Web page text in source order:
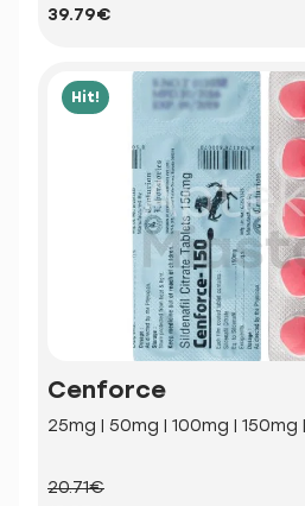
39.79€
Hit!
Cenforce
25mg | 50mg | 100mg | 150mg
20.71€